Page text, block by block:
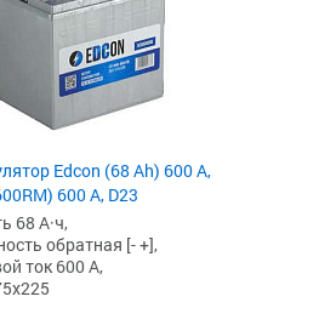
Edcon (68 Ah) 600 А,
600 А, D23
68 А·ч,
обратная [- +],
ток 600 А,